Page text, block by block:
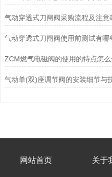
气动穿透式刀闸阀采购流程及注意
气动穿透式刀闸阀使用前测试有哪
气动单(双)座调节阀的安装细节与
网站首页 关于